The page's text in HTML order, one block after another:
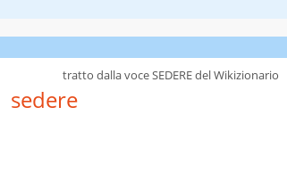
sedere
tratto dalla voce SEDERE del Wikizionario